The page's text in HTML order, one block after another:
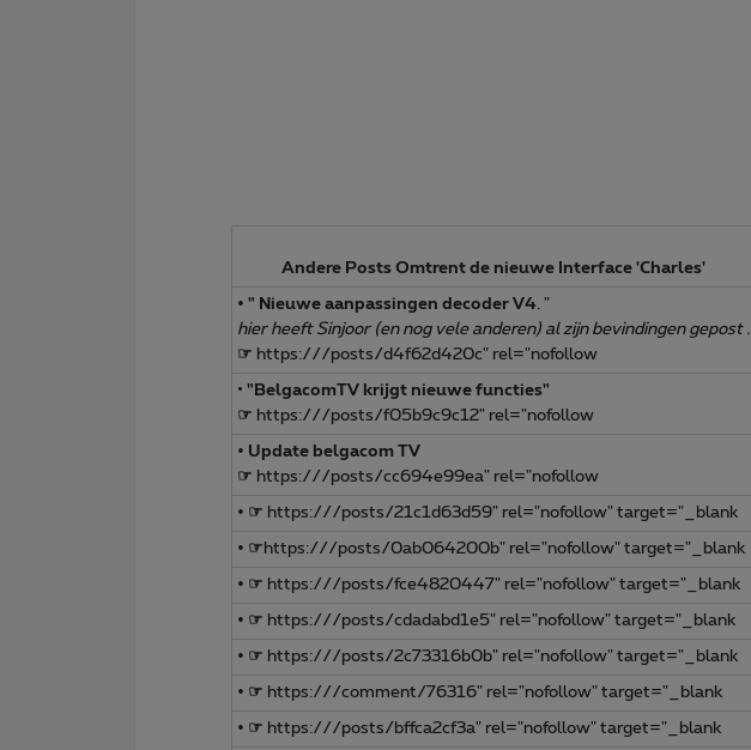
Andere Posts Omtrent de nieuwe Interface 'Charles'
• " Nieuwe aanpassingen decoder V4 . "
hier heeft Sinjoor (en nog vele anderen) al zijn bevindingen gepost .
☞ https:///posts/d4f62d420c" rel="nofollow
• "BelgacomTV krijgt nieuwe functies"
☞ https:///posts/f05b9c9c12" rel="nofollow
• Update belgacom TV
☞ https:///posts/cc694e99ea" rel="nofollow
• ☞ https:///posts/21c1d63d59" rel="nofollow" target="_blank
• ☞ https:///posts/0ab064200b" rel="nofollow" target="_blank
• ☞ https:///posts/fce4820447" rel="nofollow" target="_blank
• ☞ https:///posts/cdadabd1e5" rel="nofollow" target="_blank
• ☞ https:///posts/2c73316b0b" rel="nofollow" target="_blank
• ☞ https:///comment/76316" rel="nofollow" target="_blank
• ☞ https:///posts/bffca2cf3a" rel="nofollow" target="_blank